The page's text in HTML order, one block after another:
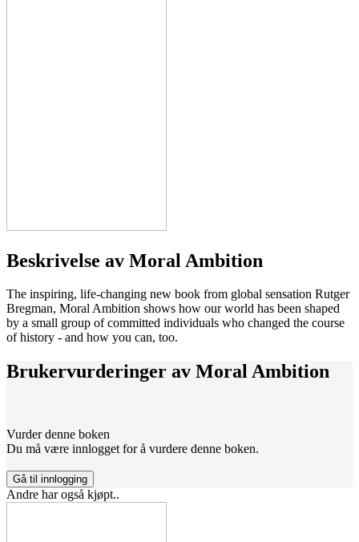
Beskrivelse av Moral Ambition
The inspiring, life-changing new book from global sensation Rutger
Bregman, Moral Ambition shows how our world has been shaped
by a small group of committed individuals who changed the course
of history - and how you can, too.
Brukervurderinger av Moral Ambition
Vurder denne boken
Du må være innlogget for å vurdere denne boken.
Gå til innlogging
Andre har også kjøpt..